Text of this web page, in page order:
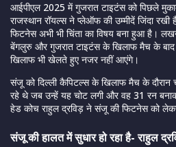
आईपीएल 2025 में गुजरात टाइटंस को पिछले
राजस्थान रॉयल्स ने प्लेऑफ की उम्मीदें जिंदा
फिटनेस अभी भी चिंता का विषय बना हुआ है।
बेंगलुरु और गुजरात टाइटंस के खिलाफ मैच के
खिलाफ भी खेलते हुए नजर नहीं आएंगे।
संजू को दिल्ली कैपिटल्स के खिलाफ मैच के दौरान
रहे थे जब उन्हें यह चोट लगी और वह 31 रन
हेड कोच राहुल द्रविड़ ने संजू की फिटनेस को
संजू की हालत में सुधार हो रहा है- राहुल